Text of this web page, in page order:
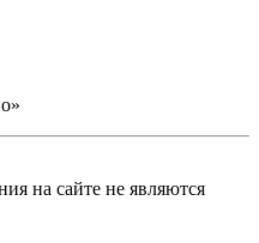
на сайте не являются